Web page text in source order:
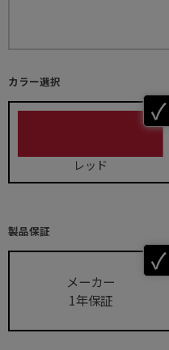
カラー選択
レッド
製品保証
メーカー
1年保証